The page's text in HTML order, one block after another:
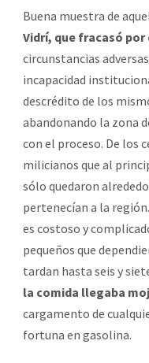
Buena muestra de
Vidrí, que fracasó
circunstancias
incapacidad
descrédito de los
abandonando la zona
con el proceso. De los
milicianos que al
sólo quedaron
pertenecían a la
es costoso y
pequeños que
tardan hasta seis y
la comida llegaba
cargamento de
fortuna en gasolina.